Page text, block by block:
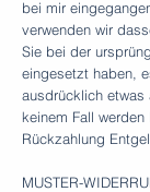
bei mir
verwenden wir
Sie bei der
eingesetzt haben,
ausdrücklich etwas
keinem Fall
Rückzahlung
MUSTER-